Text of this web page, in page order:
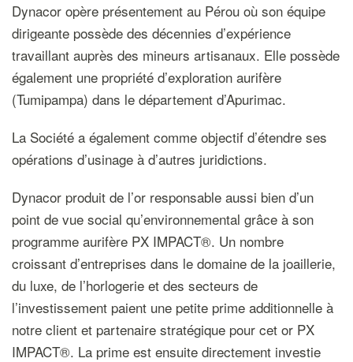
Dynacor opère présentement au Pérou où son équipe
dirigeante possède des décennies d’expérience
travaillant auprès des mineurs artisanaux. Elle possède
également une propriété d’exploration aurifère
(Tumipampa) dans le département d’Apurimac.
La Société a également comme objectif d’étendre ses
opérations d’usinage à d’autres juridictions.
Dynacor produit de l’or responsable aussi bien d’un
point de vue social qu’environnemental grâce à son
programme aurifère PX IMPACT®. Un nombre
croissant d’entreprises dans le domaine de la joaillerie,
du luxe, de l’horlogerie et des secteurs de
l’investissement paient une petite prime additionnelle à
notre client et partenaire stratégique pour cet or PX
IMPACT®. La prime est ensuite directement investie